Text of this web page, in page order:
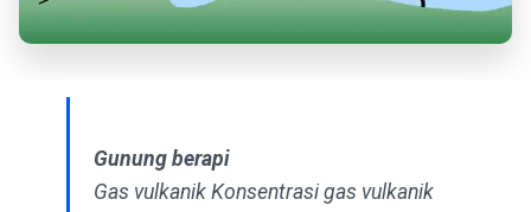
Gunung berapi
Gas vulkanik Konsentrasi gas vulkanik